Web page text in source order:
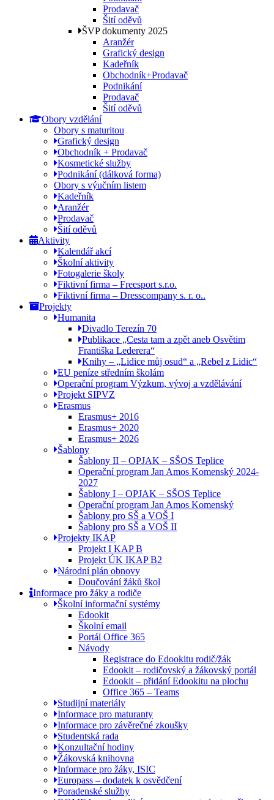
Prodavač
Šití oděvů
ŠVP dokumenty 2025
Aranžér
Grafický design
Kadeřník
Obchodník+Prodavač
Podnikání
Prodavač
Šití oděvů
Obory vzdělání
Obory s maturitou
Grafický design
Obchodník + Prodavač
Kosmetické služby
Podnikání (dálková forma)
Obory s výučním listem
Kadeřník
Aranžér
Prodavač
Šití oděvů
Aktivity
Kalendář akcí
Školní aktivity
Fotogalerie školy
Fiktivní firma – Freesport s.r.o.
Fiktivní firma – Dresscompany s. r. o..
Projekty
Humanita
Divadlo Terezín 70
Publikace „Cesta tam a zpět aneb Osvětim
Františka Lederera“
Knihy – „Lidice můj osud“ a „Rebel z Lidic“
EU peníze středním školám
Operační program Výzkum, vývoj a vzdělávání
Projekt SIPVZ
Erasmus
Erasmus+ 2016
Erasmus+ 2020
Erasmus+ 2026
Šablony
Šablony II – OPJAK – SŠOS Teplice
Operační program Jan Amos Komenský 2024-
2027
Šablony I – OPJAK – SŠOS Teplice
Operační program Jan Amos Komenský
Šablony pro SŠ a VOŠ I
Šablony pro SŠ a VOŠ II
Projekty IKAP
Projekt I KAP B
Projekt ÚK IKAP B2
Národní plán obnovy
Doučování žáků škol
Informace pro žáky a rodiče
Školní informační systémy
Edookit
Školní email
Portál Office 365
Návody
Registrace do Edookitu rodič/žák
Edookit – rodičovský a žákovský portál
Edookit – přidání Edookitu na plochu
Office 365 – Teams
Studijní materiály
Informace pro maturanty
Informace pro závěrečné zkoušky
Studentská rada
Konzultační hodiny
Žákovská knihovna
Informace pro žáky, ISIC
Europass – dodatek k osvědčení
Poradenské služby